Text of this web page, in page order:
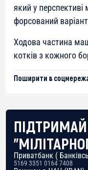
який у перспективі
форсований
Ходова частина
котків з кожного
Поширити в
ПІДТРИМАЙ
Приватбанк (
5169 3351 0164 7408